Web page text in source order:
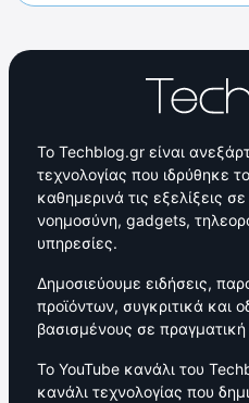
Το Techblog.gr είναι
τεχνολογίας που ιδρύθηκε
καθημερινά τις εξελίξεις
νοημοσύνη, gadgets,
υπηρεσίες.
Δημοσιεύουμε ειδήσεις,
προϊόντων, συγκριτικά και
βασισμένους σε πραγματική
Το YouTube κανάλι του
κανάλι τεχνολογίας που